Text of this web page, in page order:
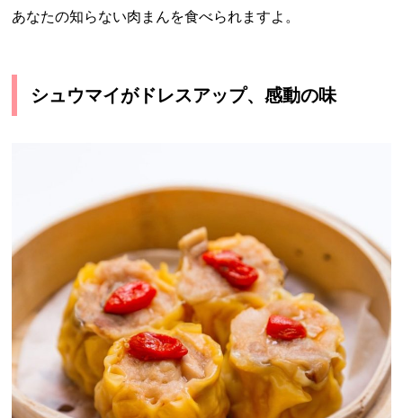
あなたの知らない肉まんを食べられますよ。
シュウマイがドレスアップ、感動の味